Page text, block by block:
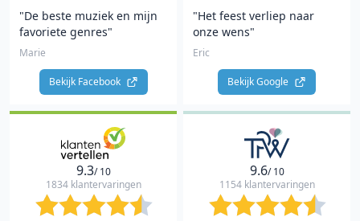
"De beste muziek en mijn
favoriete genres"
Marie
Bekijk Facebook
"Het feest verliep naar
onze wens"
Eric
Bekijk Google
9.3/ 10
1834 klantervaringen
9.6/ 10
1154 klantervaringen